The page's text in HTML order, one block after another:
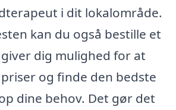
i dit lokalområde.
kan du også bestille et
dig mulighed for at
og finde den bedste
dine behov. Det gør det